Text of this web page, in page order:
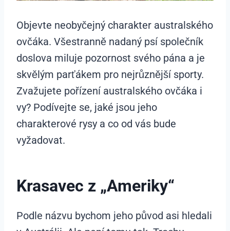
Objevte neobyčejný charakter australského
ovčáka. Všestranně nadaný psí společník
doslova miluje pozornost svého pána a je
skvělým parťákem pro nejrůznější sporty.
Zvažujete pořízení australského ovčáka i
vy? Podívejte se, jaké jsou jeho
charakterové rysy a co od vás bude
vyžadovat.
Krasavec z „Ameriky“
Podle názvu bychom jeho původ asi hledali